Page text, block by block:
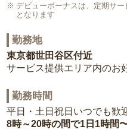
デビューボーナスは、定期サ
となります
勤務地
東京都世田谷区付近
サービス提供エリア内のお
勤務時間
平日・土日祝日いつでも歓
8時～20時の間で1日1時間